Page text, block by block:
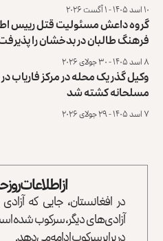
۱۰ اسد ۱۴۰۵ - ۱ آگست ۲۰۲۶
گروه داعش مسئولیت قتل رییس
فرهنگ طالبان در بدخشان را
۸ اسد ۱۴۰۵ - ۳۰ جولای ۲۰۲۶
وکیل گذر یک محله در مرکز فاریاب
مسلحانه کشته شد
۷ اسد ۱۴۰۵ - ۲۹ جولای ۲۰۲۶
از اطلاعات
در افغانستان، جایی که
آزادی‌های دیگر، سرکوب شده
در برابر سرکوب ادامه می‌دهد.